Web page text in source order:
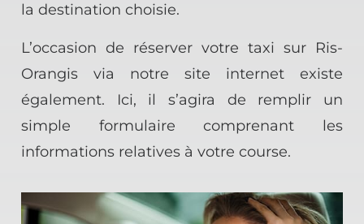
la destination choisie.
L’occasion de réserver votre taxi sur Ris-
Orangis via notre site internet existe
également. Ici, il s’agira de remplir un
simple formulaire comprenant les
informations relatives à votre course.